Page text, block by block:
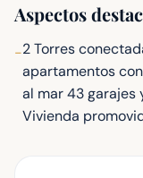
Aspectos
-2 Torres
apartamentos
al mar 43 garajes
Vivienda